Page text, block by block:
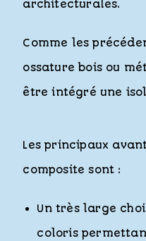
architecturales.
Comme les
ossature bois ou
être intégré une
Les principaux
composite sont :
Un très large
coloris